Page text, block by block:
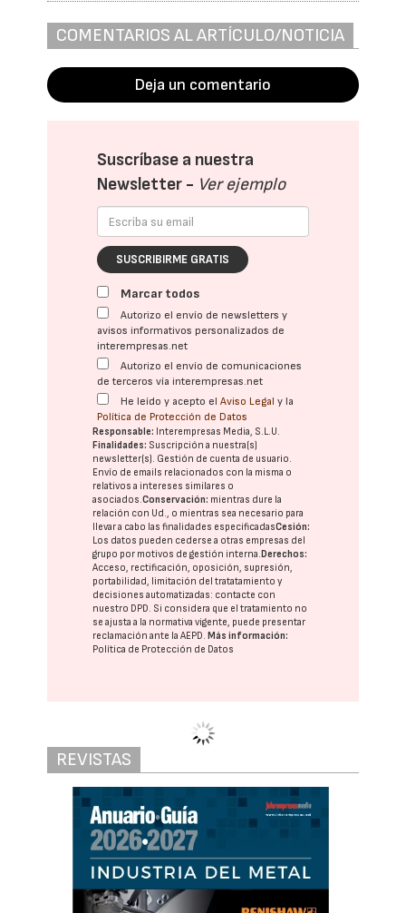
COMENTARIOS AL ARTÍCULO/NOTICIA
Deja un comentario
Suscríbase a nuestra
Newsletter - Ver ejemplo
SUSCRIBIRME GRATIS
Marcar todos
Autorizo el envío de newsletters y
avisos informativos personalizados de
interempresas.net
Autorizo el envío de comunicaciones
de terceros vía interempresas.net
He leído y acepto elAviso Legal y la
Política de Protección de Datos
Responsable: Interempresas Media, S.L.U.
Finalidades: Suscripción a nuestra(s)
newsletter(s). Gestión de cuenta de usuario.
Envío de emails relacionados con la misma o
relativos a intereses similares o
asociados.Conservación: mientras dure la
relación con Ud., o mientras sea necesario para
llevar a cabo las finalidades especificadasCesión:
Los datos pueden cederse a otras empresas del
grupo por motivos de gestión interna. Derechos:
Acceso, rectificación, oposición, supresión,
portabilidad, limitación del tratatamiento y
decisiones automatizadas: contacte con
nuestro DPD. Si considera que el tratamiento no
se ajusta a la normativa vigente, puede presentar
reclamación ante laAEPD. Más información:
Política de Protección de Datos
Gabriel López Ruiz,
nuevo presidente de
Sigaus y Genci
Redacción Interempresas 31/07/2026